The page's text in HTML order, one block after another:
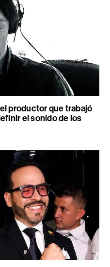
productor que trabajó
el sonido de los